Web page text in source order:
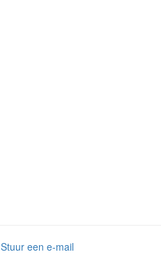
Stuur een e-mail